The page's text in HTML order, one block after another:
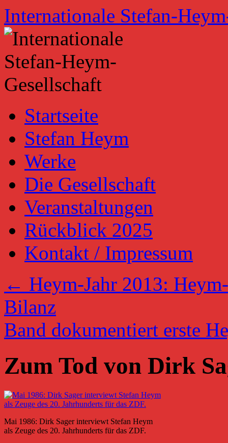
Zum
Inhalt
springen
Internationale Stefan-
Startseite
Stefan Heym
Werke
Die Gesellschaft
Veranstaltungen
Rückblick 2025
Kontakt / Impressum
← Heym-Jahr 2013:
Bilanz
Band dokumentiert erste
Zum Tod von Dirk
Mai 1986: Dirk Sager interviewt Stefan Heym
als Zeuge des 20. Jahrhunderts für das ZDF.